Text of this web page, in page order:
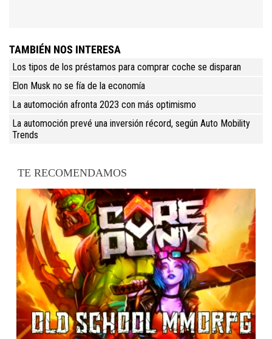
TAMBIÉN NOS INTERESA
Los tipos de los préstamos para comprar coche se disparan
Elon Musk no se fía de la economía
La automoción afronta 2023 con más optimismo
La automoción prevé una inversión récord, según Auto Mobility
Trends
TE RECOMENDAMOS